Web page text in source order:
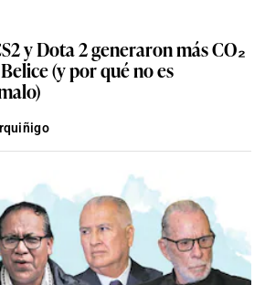
y Dota 2 generaron más CO₂
(y por qué no es